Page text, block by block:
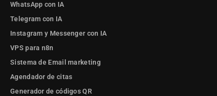
WhatsApp con IA
Telegram con IA
Instagram y Messenger con IA
VPS para n8n
Sistema de Email marketing
Agendador de citas
Generador de códigos QR